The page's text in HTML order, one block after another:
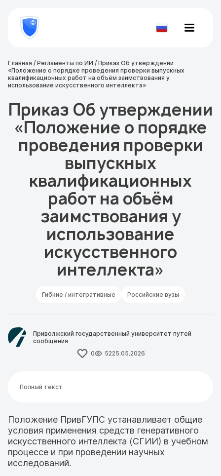
800
777-
81-Проверить
Главная / Регламенты по ИИ / Приказ Об утверждении
«Положение о порядке проведения проверки выпускных
квалификационных работ на объём заимствования у
использование искусственного интеллекта»
Приказ Об утверждении
«Положение о порядке
проведения проверки
выпускных
квалификационных
работ на объём
заимствования у
использование
искусственного
интеллекта»
Гибкие / интегративные Российские вузы
Приволжский государственный университет путей
сообщения
0
5225.05.2026
Положение ПривГУПС устанавливает общие
условия применения средств генеративного
искусственного интеллекта (СГИИ) в учебном
процессе и при проведении научных
исследований.
Полный текст